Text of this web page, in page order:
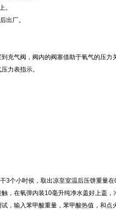
。
出厂。
充气阀，阀内的阀塞借助于氧气的压力
力表指示。
3个小时侯，取出凉至室温后压饼重量
，在氧弹内装10毫升纯净水盖好上盖
，输入苯甲酸重量，苯甲酸热值，和